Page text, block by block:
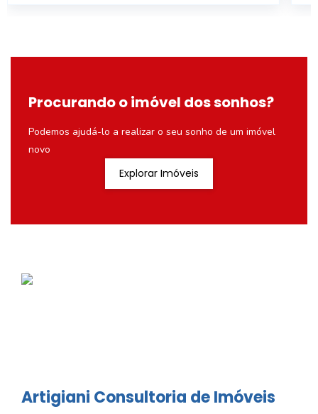
Procurando o imóvel dos sonhos?
Podemos ajudá-lo a realizar o seu sonho de um imóvel
novo
Explorar Imóveis
Artigiani Consultoria de Imóveis